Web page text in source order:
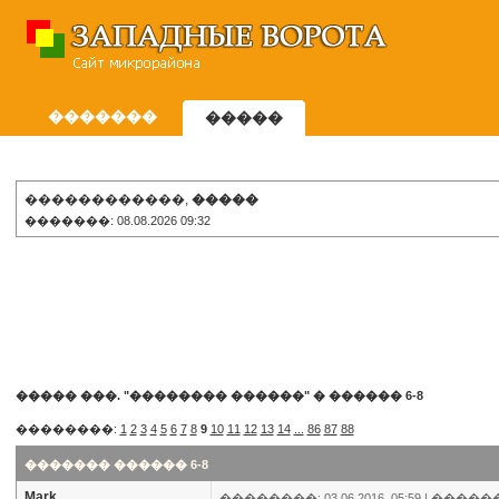
������� �����
������������, �����
�������: 08.08.2026 09:32
����� ���. "�������� ������"� ������ 6-8
��������: 1 2 3 4 5 6 7 8 9 10 11 12 13 14 86 87 88
������� ������ 6-8